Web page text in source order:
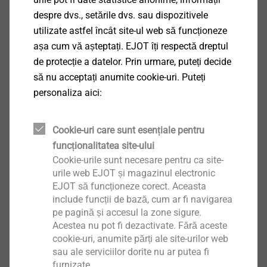
Acesta este un instrument de analiză web open
source. Matomo nu înregistrează nicio dată de
sesiune fără acordul dumneavoastră.
Matomo folosește cookie-uri. Aceste fișiere text sunt
salvate pe computerul dvs. și permit EJOT să
analizeze modul în care este utilizat site-ul său web.
transferate pe serverul EJOT și salvate acolo, astfel
încât să putem analiza comportamentul utilizatorului.
Pentru noi, adresa dumneavoastră IP este un cod
anonim. Aceasta înseamnă că nu avem mijloace
tehnice de a vă identifica ca utilizator înregistrat. Veți
rămâne anonim ca utilizator.
EJOT consideră această analiză ca parte integrantă a
serviciului său online. Scopul său este de a îmbunătăți
despre dvs., setările dvs. sau dispozitivele
utilizate astfel încât site-ul web să funcționeze
așa cum vă așteptați. EJOT îți respectă dreptul
de protecție a datelor. Prin urmare, puteți decide
să nu acceptați anumite cookie-uri. Puteți
personaliza aici:
Cookie-uri care sunt esențiale pentru
funcționalitatea site-ului
Cookie-urile sunt necesare pentru ca site-
urile web EJOT și magazinul electronic
EJOT să funcționeze corect. Aceasta
include funcții de bază, cum ar fi navigarea
pe pagină și accesul la zone sigure.
Acestea nu pot fi dezactivate. Fără aceste
cookie-uri, anumite părți ale site-urilor web
sau ale serviciilor dorite nu ar putea fi